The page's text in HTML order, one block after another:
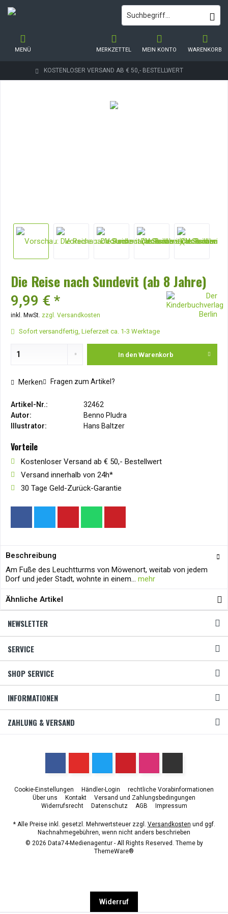
KOSTENLOSER VERSAND AB € 50,- BESTELLWERT
WARENKORB
MERKZETTEL MEIN KONTO
MENÜ
Die Reise nach Sundevit (ab 8 Jahre)
9,99 € *
inkl. MwSt. zzgl. Versandkosten
Sofort versandfertig, Lieferzeit ca. 1-3 Werktage
In den Warenkorb
Merken Fragen zum Artikel?
Artikel-Nr.:
32462
Autor:
Benno Pludra
Illustrator:
Hans Baltzer
Vorteile
Kostenloser Versand ab € 50,- Bestellwert
Versand innerhalb von 24h*
30 Tage Geld-Zurück-Garantie
Beschreibung
Am Fuße des Leuchtturms von Möwenort, weitab von jedem
Dorf und jeder Stadt, wohnte in einem... mehr
Ähnliche Artikel
NEWSLETTER
SERVICE
SHOP SERVICE
INFORMATIONEN
ZAHLUNG & VERSAND
Cookie-Einstellungen Händler-Login
rechtliche Vorabinformationen
Über uns
Kontakt
Versand und Zahlungsbedingungen
Widerrufsrecht
Datenschutz AGB Impressum
* Alle Preise inkl. gesetzl. Mehrwertsteuer zzgl. Versandkosten und ggf.
Nachnahmegebühren, wenn nicht anders beschrieben
© 2026 Data74-Medienagentur - All Rights Reserved. Theme by
ThemeWare®
Widerruf